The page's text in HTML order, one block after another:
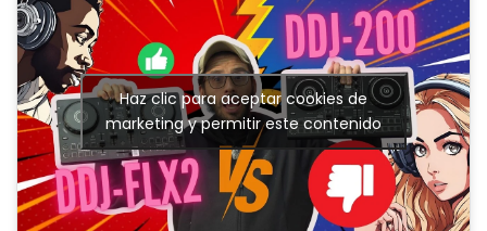
Haz clic para aceptar cookies de
marketing y permitir este contenido